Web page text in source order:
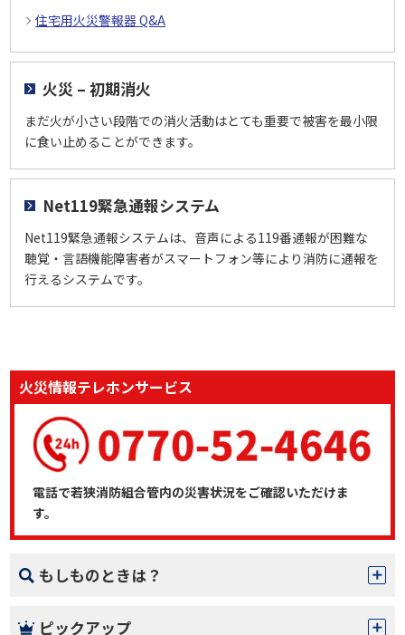
住宅用火災警報器 Q&A
火災 – 初期消火
まだ火が小さい段階での消火活動はとても重要で被害を最小限
に食い止めることができます。
Net119緊急通報システム
Net119緊急通報システムは、音声による119番通報が困難な
聴覚・言語機能障害者がスマートフォン等により消防に通報を
行えるシステムです。
火災情報テレホンサービス
電話で若狭消防組合管内の災害状況をご確認いただけま
す。
もしものときは？
ピックアップ